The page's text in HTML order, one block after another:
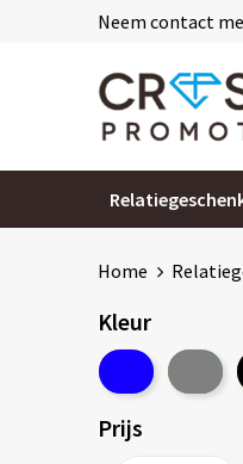
Neem contact
Home
Kleur
Prijs